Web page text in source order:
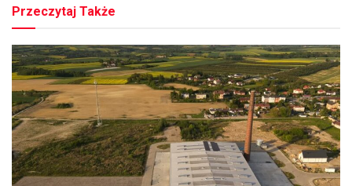
Przeczytaj Także